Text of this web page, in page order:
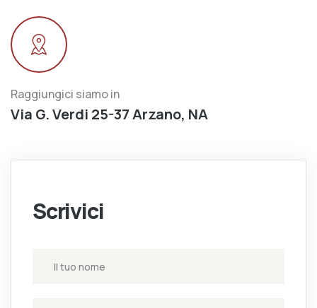
Raggiungici siamo in
Via G. Verdi 25-37 Arzano, NA
Scrivici